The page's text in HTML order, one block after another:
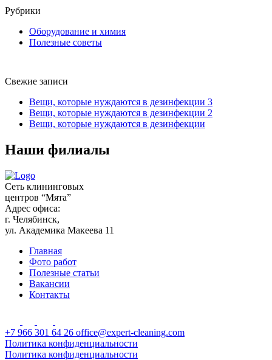
Рубрики
Оборудование и химия
Полезные советы
Свежие записи
Вещи, которые нуждаются в дезинфекции 3
Вещи, которые нуждаются в дезинфекции 2
Вещи, которые нуждаются в дезинфекции
Наши филиалы
Сеть клининговых
центров “Мята”
Адрес офиса:
г. Челябинск,
ул. Академика Макеева 11
Главная
Фото работ
Полезные статьи
Вакансии
Контакты
+7 966 301 64 26 office@expert-cleaning.com
Политика конфиденциальности
Политика конфиденциальности